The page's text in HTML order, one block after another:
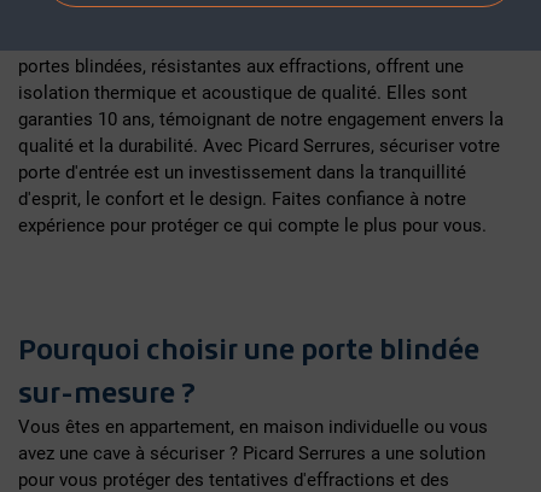
produits, fabriqués à 100% en France, allient expertise et
portes blindées, résistantes aux effractions, offrent une
isolation thermique et acoustique de qualité. Elles sont
garanties 10 ans, témoignant de notre engagement envers la
qualité et la durabilité. Avec Picard Serrures, sécuriser votre
porte d'entrée est un investissement dans la tranquillité
d'esprit, le confort et le design. Faites confiance à notre
expérience pour protéger ce qui compte le plus pour vous.
Pourquoi choisir une porte blindée
sur-mesure ?
Vous êtes en appartement, en maison individuelle ou vous
avez une cave à sécuriser ? Picard Serrures a une solution
pour vous protéger des tentatives d'effractions et des